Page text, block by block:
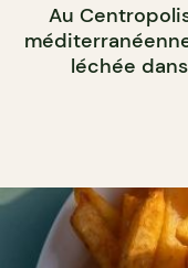
Au
léchée